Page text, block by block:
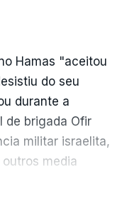
por
de quinta-feira
mas não
Israel",
general Ofir
militar do
Hamas "aceitou
do seu
durante a
de brigada Ofir
militar israelita,
media